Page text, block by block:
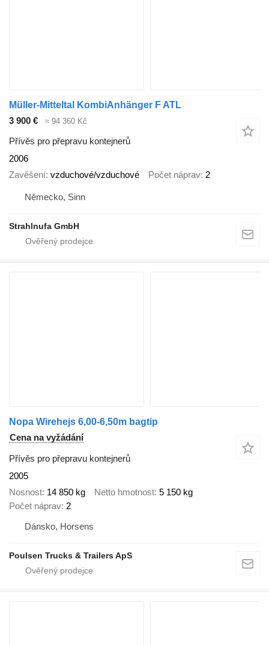
Müller-Mitteltal KombiAnhänger F ATL
3 900 €
≈ 94 360 Kč
Přívěs pro přepravu kontejnerů
2006
Zavěšení vzduchové/vzduchové Počet náprav 2
Německo, Sinn
Strahlnufa GmbH
Nopa Wirehejs 6,00-6,50m bagtip
Cena na vyžádání
Přívěs pro přepravu kontejnerů
2005
Nosnost 14 850 kg Netto hmotnost 5 150 kg
Počet náprav 2
Dánsko, Horsens
Poulsen Trucks & Trailers ApS